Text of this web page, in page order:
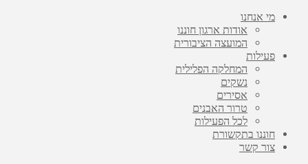
מי אנחנו
אודות ארגון חוננו
המועצה הציבורית
פעילות
המחלקה הפלילית
נשקים
אסירים
טרור האבנים
לכל הפעילות
חוננו בתקשורת
צור קשר